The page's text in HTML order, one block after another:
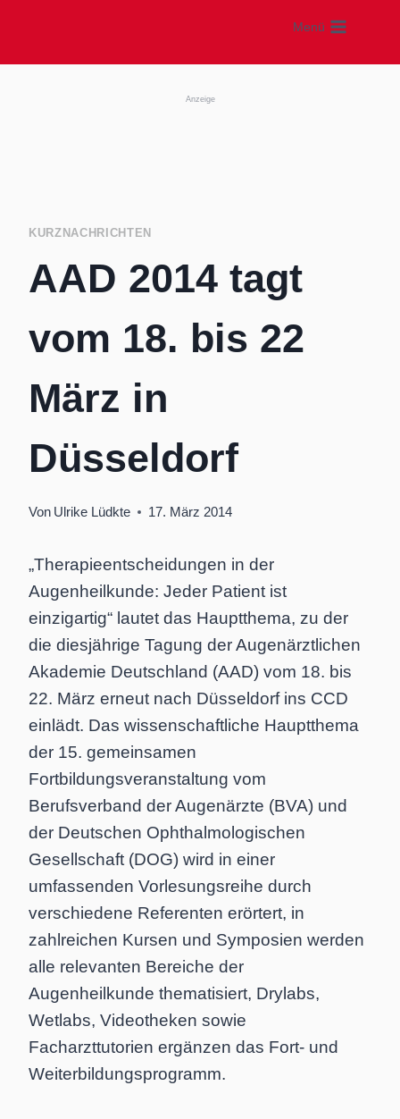
springen
Menü
Anzeige
KURZNACHRICHTEN
AAD 2014 tagt
vom 18. bis 22
März in
Düsseldorf
Von Ulrike Lüdkte 17. März 2014
„Therapieentscheidungen in der
Augenheilkunde: Jeder Patient ist
einzigartig“ lautet das Hauptthema, zu der
die diesjährige Tagung der Augenärztlichen
Akademie Deutschland (AAD) vom 18. bis
22. März erneut nach Düsseldorf ins CCD
einlädt. Das wissenschaftliche Hauptthema
der 15. gemeinsamen
Fortbildungsveranstaltung vom
Berufsverband der Augenärzte (BVA) und
der Deutschen Ophthalmologischen
Gesellschaft (DOG) wird in einer
umfassenden Vorlesungsreihe durch
verschiedene Referenten erörtert, in
zahlreichen Kursen und Symposien werden
alle relevanten Bereiche der
Augenheilkunde thematisiert, Drylabs,
Wetlabs, Videotheken sowie
Facharzttutorien ergänzen das Fort- und
Weiterbildungsprogramm.